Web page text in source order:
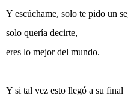
Y escúchame, solo te pido un
solo quería decirte,
eres lo mejor del mundo.
Y si tal vez esto llegó a su final